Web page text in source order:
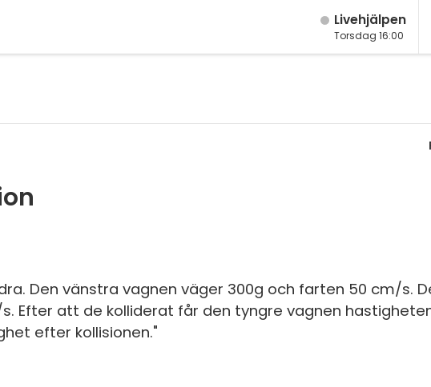
Live­hjälpen
Torsdag 16:00
Den vänstra vagnen väger 300g och farten 50 cm/s.
Efter att de kolliderat får den tyngre vagnen
efter kollisionen."